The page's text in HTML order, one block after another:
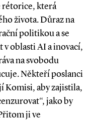
rétorice, která
života. Důraz na
politikou a se
oblasti AI a inovací,
na svobodu
Někteří poslanci
Komisi, aby zajistila,
jako by
ji ve